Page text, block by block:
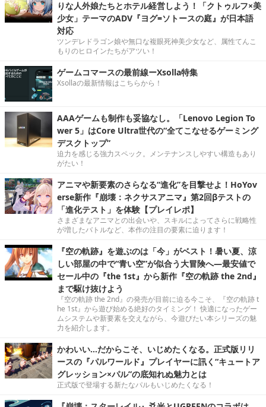
りな人外娘たちとホテル経営しよう！「クトゥルフ×美
少女」テーマのADV『ヨグ=ソトースの庭』が日本語
対応
ツンデレドラゴン娘や無口な複眼死神美少女など、属性てんこ
もりのヒロインたちがアツい！
ゲームコマースの最前線ーXsolla特集
Xsollaの最新情報はこちらから！
AAAゲームも制作も妥協なし。「Lenovo Legion To
wer 5」はCore Ultra世代の“全てこなせるゲーミング
デスクトップ”
迫力を感じる強力スペック。メンテナンスしやすい構造もあり
がたい！
アニマや新要素のさらなる“進化”を目撃せよ！HoYov
erse新作『崩壊：ネクサスアニマ』第2回βテストの
「進化テスト」を体験【プレイレポ】
さまざまなアニマとの出会いや、スキルによってさらに戦略性
が増したバトルなど、本作の注目の要素に迫ります！
『空の軌跡』を遊ぶのは「今」がベスト！暑い夏、涼
しい部屋の中で“青い空”が似合う大冒険へ―最安値で
セール中の『the 1st』から新作『空の軌跡 the 2nd』
まで駆け抜けよう
『空の軌跡 the 2nd』の発売が目前に迫る今こそ、『空の軌跡 t
he 1st』から遊び始める絶好のタイミング！ 快適になったゲー
ムシステムや新要素を交えながら、今遊びたい本シリーズの魅
力を紹介します。
かわいい…だからこそ、いじめたくなる。正式版リリ
ースの『パルワールド』プレイヤーに訊く“キュートア
グレッション×パル”の底知れぬ魅力とは
正式版で登場する新たなパルもいじめたくなる！